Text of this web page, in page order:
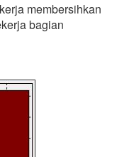
membersihkan
bagian